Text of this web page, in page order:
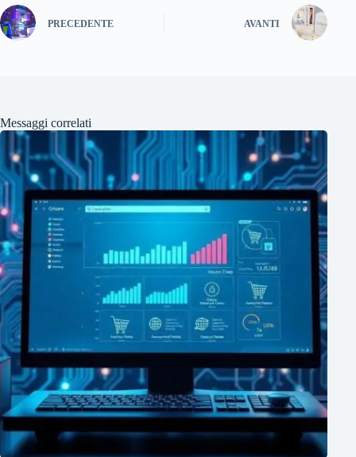
PRECEDENTE AVANTI
Messaggi correlati